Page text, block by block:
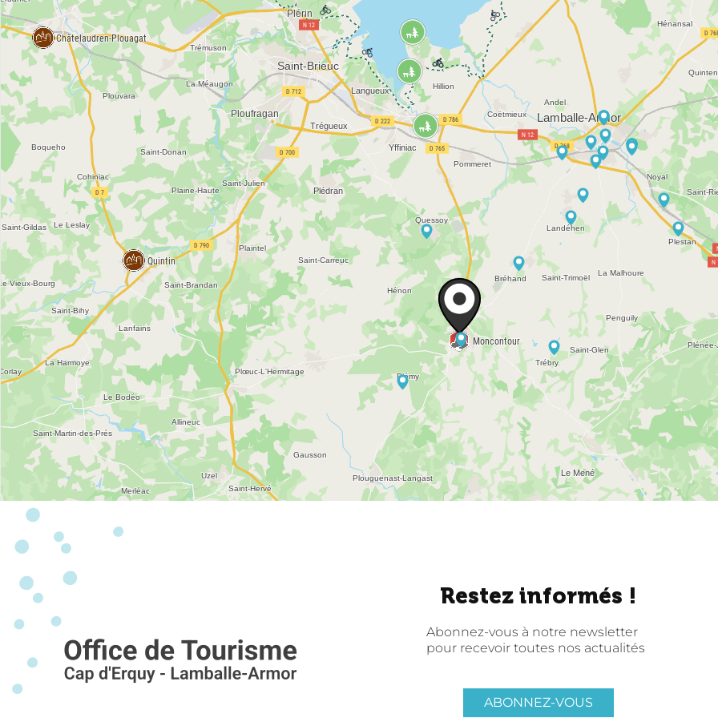
Restez informés !
Abonnez-vous à notre newsletter
pour recevoir toutes nos actualités
ABONNEZ-VOUS